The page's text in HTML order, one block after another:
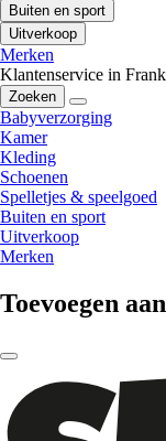
Buiten en sport
Uitverkoop
Merken
Klantenservice in
Zoeken
Babyverzorging
Kamer
Kleding
Schoenen
Spelletjes & speelgoed
Buiten en sport
Uitverkoop
Merken
Toevoegen